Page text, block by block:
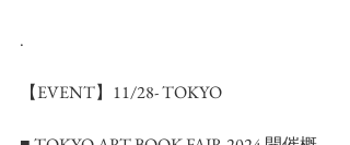
.
【EVENT】11/28- TOKYO